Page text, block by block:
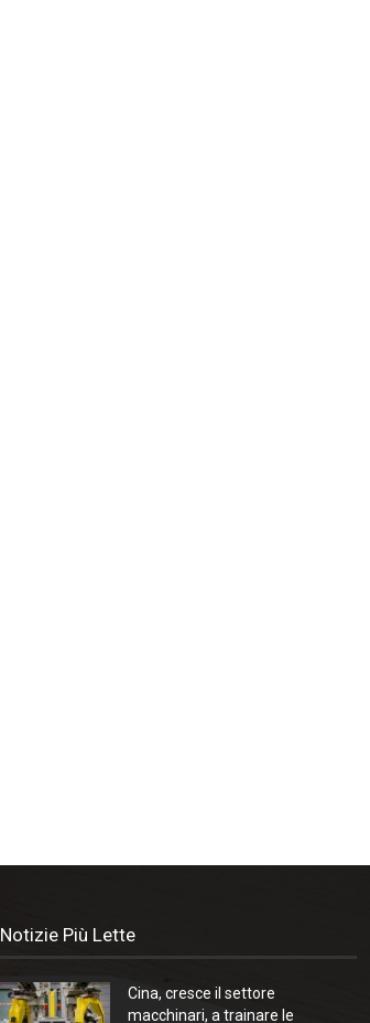
Notizie Più Lette
Cina, cresce il settore
macchinari, a trainare le